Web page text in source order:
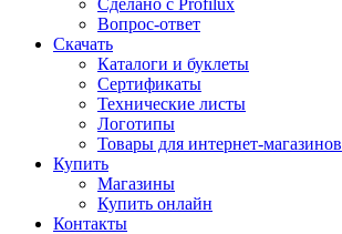
Сделано с Profilux
Вопрос-ответ
Скачать
Каталоги и буклеты
Сертификаты
Технические листы
Логотипы
Товары для интернет-магазинов
Купить
Магазины
Купить онлайн
Контакты